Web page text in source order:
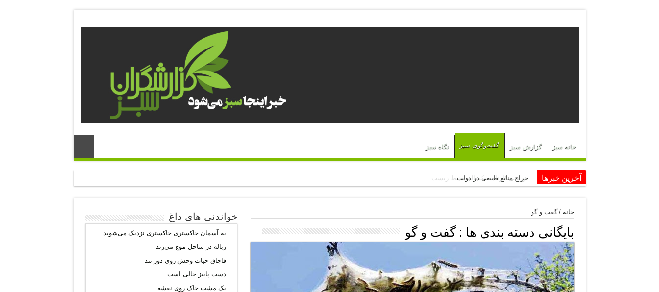
خانه سبز گزارش سبز گفت‌وگوی سبز نگاه سبز
آخرین خبرها حراج منابع طبیعی در دولت
خانه /گفت و گو
بایگانی دسته بندی ها :گفت و گو
خواندنی های داغ
به آسمان خاکستری خاکستری نزدیک می‌شوید
زباله در ساحل موج می‌زند
قاچاق حیات وحش روی دور تند
دست پاییز خالی است
یک مشت خاک روی نقشه